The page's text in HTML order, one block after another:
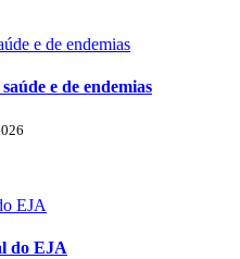
e de endemias
e de endemias
EJA
do EJA